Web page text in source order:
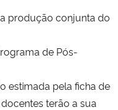
produção conjunta do
de Pós-
estimada pela ficha de
terão a sua